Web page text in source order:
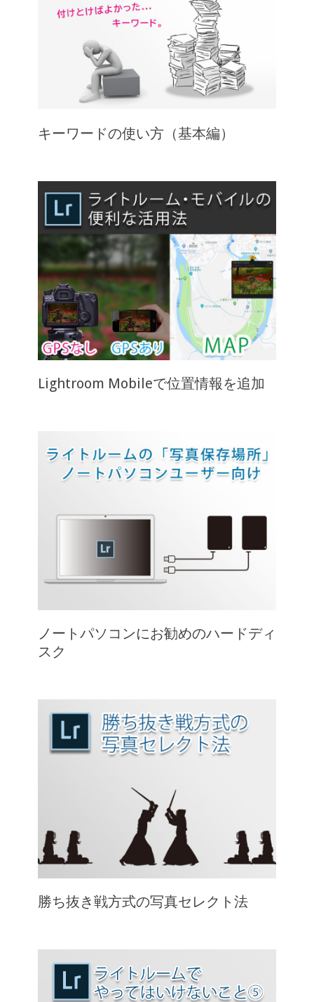
キーワードの使い方（基本編）
Lightroom Mobileで位置情報を追加
ノートパソコンにお勧めのハードディ
スク
勝ち抜き戦方式の写真セレクト法